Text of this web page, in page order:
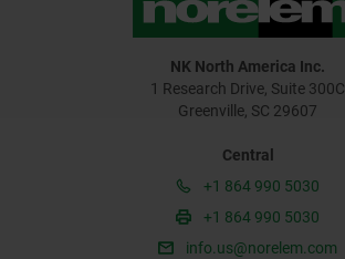
NK North America Inc.
1 Research Drive, Suite 300C
Greenville, SC 29607
Central
+1 864 990 5030
+1 864 990 5030
info.us@norelem.com